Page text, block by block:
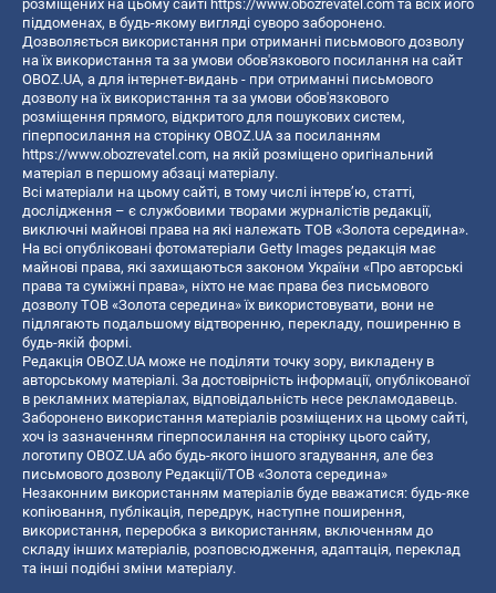
розміщених на цьому сайті https://www.obozrevatel.com та всіх його
піддоменах, в будь-якому вигляді суворо заборонено.
Дозволяється використання при отриманні письмового дозволу
на їх використання та за умови обов'язкового посилання на сайт
OBOZ.UA, а для інтернет-видань - при отриманні письмового
дозволу на їх використання та за умови обов'язкового
розміщення прямого, відкритого для пошукових систем,
гіперпосилання на сторінку OBOZ.UA за посиланням
https://www.obozrevatel.com, на якій розміщено оригінальний
матеріал в першому абзаці матеріалу.
Всі матеріали на цьому сайті, в тому числі інтерв’ю, статті,
дослідження – є службовими творами журналістів редакції,
виключні майнові права на які належать ТОВ «Золота середина».
На всі опубліковані фотоматеріали Getty Images редакція має
майнові права, які захищаються законом України «Про авторські
права та суміжні права», ніхто не має права без письмового
дозволу ТОВ «Золота середина» їх використовувати, вони не
підлягають подальшому відтворенню, перекладу, поширенню в
будь-якій формі.
Редакція OBOZ.UA може не поділяти точку зору, викладену в
авторському матеріалі. За достовірність інформації, опублікованої
в рекламних матеріалах, відповідальність несе рекламодавець.
Заборонено використання матеріалів розміщених на цьому сайті,
хоч із зазначенням гіперпосилання на сторінку цього сайту,
логотипу OBOZ.UA або будь-якого іншого згадування, але без
письмового дозволу Редакції/ТОВ «Золота середина»
Незаконним використанням матеріалів буде вважатися: будь-яке
копiювання, публiкацiя, передрук, наступне поширення,
використання, переробка з використанням, включенням до
складу інших матеріалів, розповсюдження, адаптація, переклад
та інші подібні зміни матеріалу.